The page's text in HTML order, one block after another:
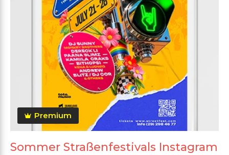
Premium
Sommer Straßenfestivals Instagram